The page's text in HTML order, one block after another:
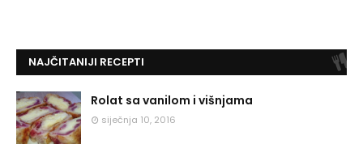
NAJČITANIJI RECEPTI
Rolat sa vanilom i višnjama
siječnja 10, 2016